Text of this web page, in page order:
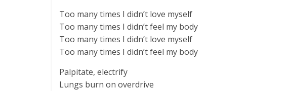
Too many times I didn’t love myself
Too many times I didn’t feel my body
Too many times I didn’t love myself
Too many times I didn’t feel my body
Palpitate, electrify
Lungs burn on overdrive